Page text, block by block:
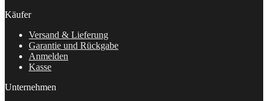
Käufer
Versand & Lieferung
Garantie und Rückgabe
Anmelden
Kasse
Unternehmen